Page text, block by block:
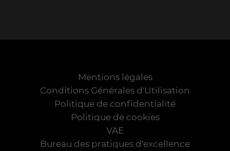
Mentions légales
Conditions Générales d'Utilisation
Politique de confidentialité
Politique de cookies
VAE
Bureau des pratiques d'excellence